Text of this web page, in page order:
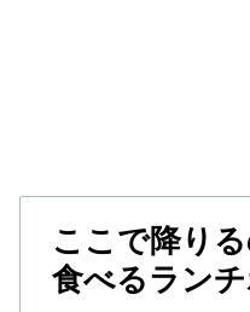
ここで降り
食べるラン